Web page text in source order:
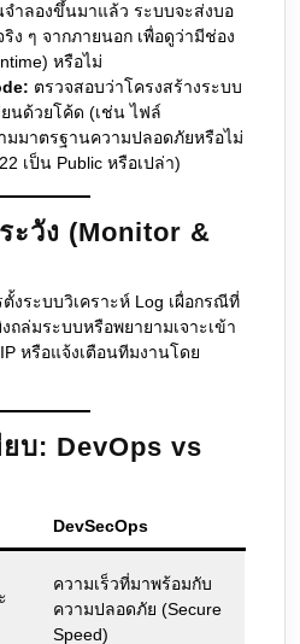
จำลองขึ้นมาแล้ว ระบบจะส่งบอ
ง ๆ จากภายนอก เพื่อดูว่ามีช่อง
หรือไม่
ตรวจสอบว่าโครงสร้างระบบ
นด้วยโค้ด (เช่น ไฟล์
มมาตรฐานความปลอดภัยหรือไม่
เป็น Public หรือเปล่า)
ะวัง (Monitor &
ตั้งระบบวิเคราะห์ Log เผื่อกรณีที่
ถล่มระบบหรือพยายามเจาะเข้า
หรือแจ้งเตือนทีมงานโดย
ยบ: DevOps vs
DevSecOps
ความเร็วที่มาพร้อมกับ
ความปลอดภัย (Secure
Speed)